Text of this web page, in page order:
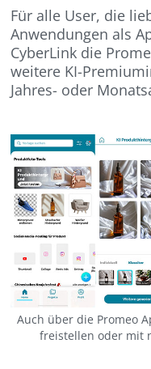
Für alle User, die
Anwendungen als
CyberLink die
weitere KI-
Jahres- oder
Auch über die Promeo
freistellen oder mit